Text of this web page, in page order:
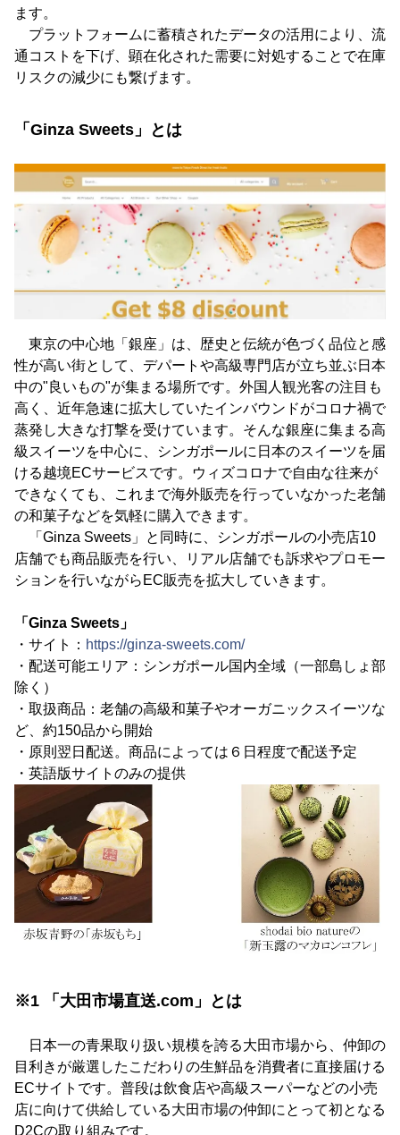
ます。
プラットフォームに蓄積されたデータの活用により、流
通コストを下げ、顕在化された需要に対処することで在庫
リスクの減少にも繋げます。
「Ginza Sweets」とは
東京の中心地「銀座」は、歴史と伝統が色づく品位と感
性が高い街として、デパートや高級専門店が立ち並ぶ日本
中の"良いもの"が集まる場所です。外国人観光客の注目も
高く、近年急速に拡大していたインバウンドがコロナ禍で
蒸発し大きな打撃を受けています。そんな銀座に集まる高
級スイーツを中心に、シンガポールに日本のスイーツを届
ける越境ECサービスです。ウィズコロナで自由な往来が
できなくても、これまで海外販売を行っていなかった老舗
の和菓子などを気軽に購入できます。
「Ginza Sweets」と同時に、シンガポールの小売店10
店舗でも商品販売を行い、リアル店舗でも訴求やプロモー
ションを行いながらEC販売を拡大していきます。
「Ginza Sweets」
・サイト： https://ginza-sweets.com/
・配送可能エリア：シンガポール国内全域（一部島しょ部
除く）
・取扱商品：老舗の高級和菓子やオーガニックスイーツな
ど、約150品から開始
・原則翌日配送。商品によっては６日程度で配送予定
・英語版サイトのみの提供
※1 「大田市場直送.com」とは
日本一の青果取り扱い規模を誇る大田市場から、仲卸の
目利きが厳選したこだわりの生鮮品を消費者に直接届ける
ECサイトです。普段は飲食店や高級スーパーなどの小売
店に向けて供給している大田市場の仲卸にとって初となる
D2Cの取り組みです。